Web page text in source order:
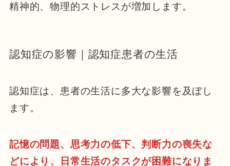
精神的、物理的ストレスが増加します。
認知症の影響｜認知症患者の生活
認知症は、患者の生活に多大な影響を及ぼし
ます。
記憶の問題、思考力の低下、判断力の喪失な
どにより、日常生活のタスクが困難になりま